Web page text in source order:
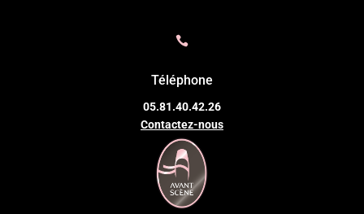

Téléphone
05.81.40.42.26
Contactez-nous